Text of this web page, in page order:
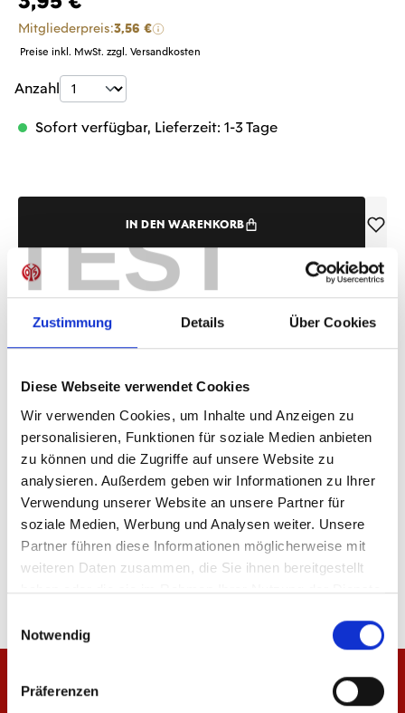
TEST
Zustimmung Details Über Cookies
Diese Webseite verwendet Cookies
Wir verwenden Cookies, um Inhalte und Anzeigen zu
personalisieren, Funktionen für soziale Medien anbieten
zu können und die Zugriffe auf unsere Website zu
analysieren. Außerdem geben wir Informationen zu Ihrer
Verwendung unserer Website an unsere Partner für
soziale Medien, Werbung und Analysen weiter. Unsere
Partner führen diese Informationen möglicherweise mit
weiteren Daten zusammen, die Sie ihnen bereitgestellt
haben oder die sie im Rahmen Ihrer Nutzung der Dienste
Notwendig
Präferenzen
Mitgliederpreis:3,56 €
Preise inkl. MwSt. zzgl. Versandkosten
Produkt Anzahl: Gib den gewünschten
Anzahl
Sofort verfügbar, Lieferzeit: 1-3 Tage
IN DEN WARENKORB
Produktdetails
ÄHNLICHE PRODUKTE
Umhängeband Logo
6,95 €
Umhängeband
3,95 €